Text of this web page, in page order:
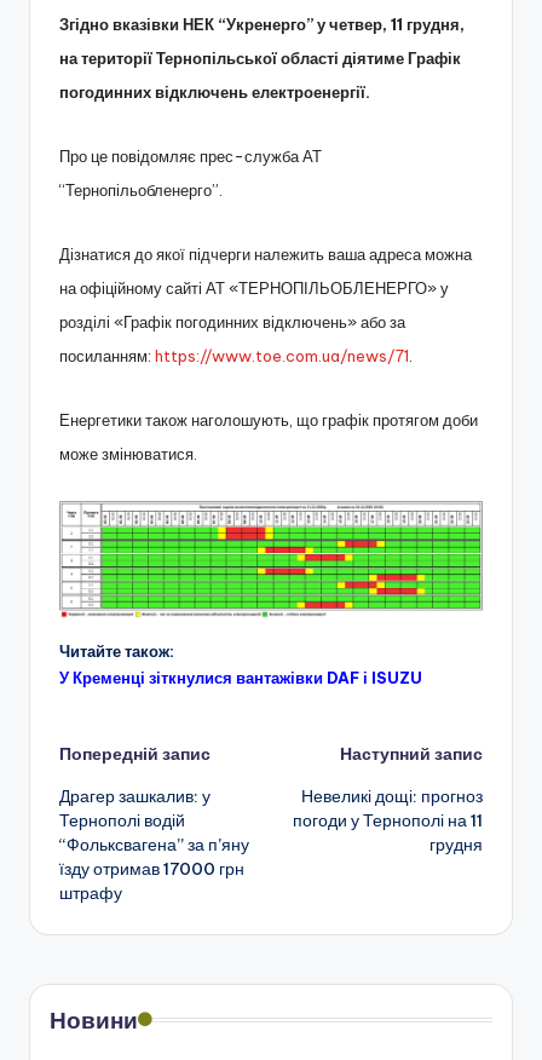
Згідно вказівки НЕК “Укренерго” у четвер, 11 грудня,
на території Тернопільської області діятиме Графік
погодинних відключень електроенергії.
Про це повідомляє прес-служба АТ
“Тернопільобленерго”.
Дізнатися до якої підчерги належить ваша адреса можна
на офіційному сайті АТ «ТЕРНОПІЛЬОБЛЕНЕРГО» у
розділі «Графік погодинних відключень» або за
посиланням: https://www.toe.com.ua/news/71
Енергетики також наголошують, що графік протягом доби
може змінюватися.
Читайте також:
У Кременці зіткнулися вантажівки DAF і ISUZU
Навігація
по
запису
Попередній запис
Драгер зашкалив: у
Тернополі водій
“Фольксвагена” за п’яну
їзду отримав 17000 грн
штрафу
Наступний запис
Невеликі дощі: прогноз
погоди у Тернополі на 11
грудня
Новини